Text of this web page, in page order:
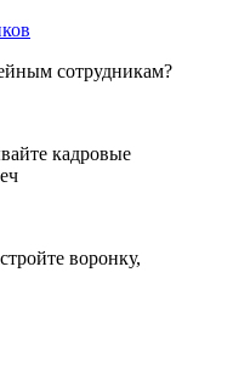
сотрудникам?
кадровые
воронку,